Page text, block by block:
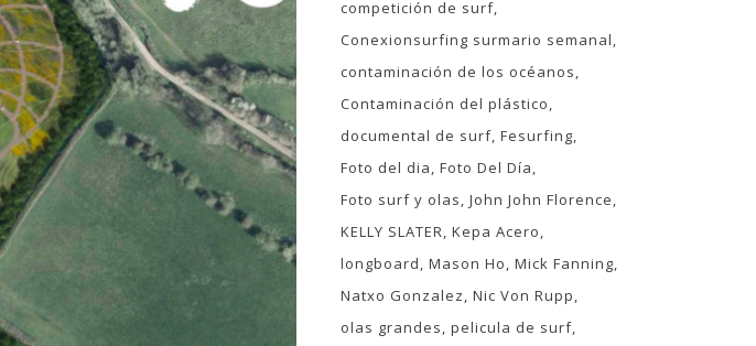
competición de surf
Conexionsurfing surmario semanal
contaminación de los océanos
Contaminación del plástico
documental de surf Fesurfing
Foto del dia Foto Del Día
Foto surf y olas John John Florence
KELLY SLATER Kepa Acero
longboard Mason Ho Mick Fanning
Natxo Gonzalez Nic Von Rupp
olas grandes pelicula de surf